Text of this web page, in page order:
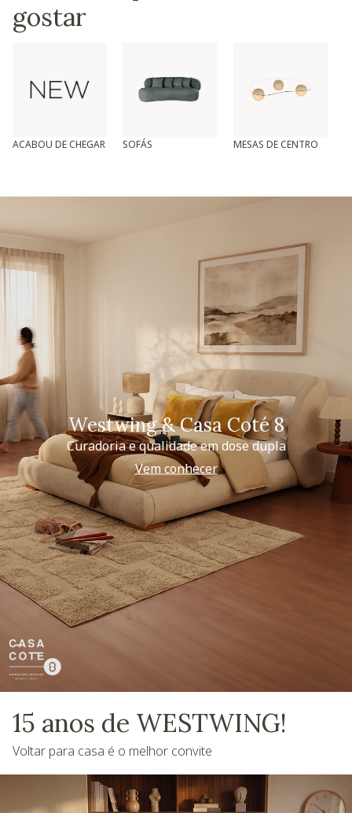
gostar
ACABOU DE CHEGAR SOFÁS MESAS DE CENTRO
Westwing & Casa Coté 8
Curadoria e qualidade em dose dupla
Vem conhecer
15 anos de WESTWING!
Voltar para casa é o melhor convite